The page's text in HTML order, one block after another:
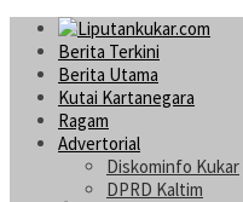
Berita Terkini
Berita Utama
Kutai Kartanegara
Ragam
Advertorial
Diskominfo Kukar
DPRD Kaltim